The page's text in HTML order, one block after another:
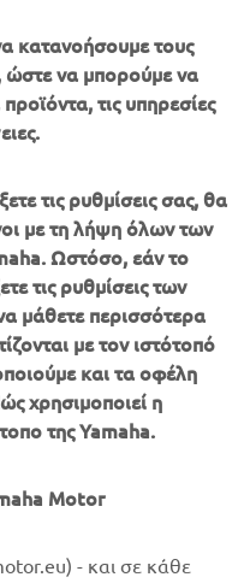
σε μια
με βαρετές ή λιγότερο
το τελευταίο έτος
πρώτη μου πρακτική
Motor Co., Ltd.
για εμπορικούς ή μη
κατανοήσουμε τους
ώστε να μπορούμε να
τις υπηρεσίες
τις ρυθμίσεις σας, θα
με τη λήψη όλων των
Ωστόσο, εάν το
τις ρυθμίσεις των
μάθετε περισσότερα
με τον ιστότοπό
και τα οφέλη
χρησιμοποιεί η
της Yamaha.
Motor
- και σε κάθε